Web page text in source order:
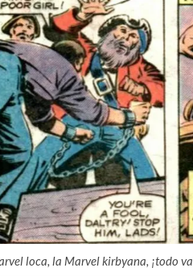
loca, la Marvel kirbyana, ¡todo